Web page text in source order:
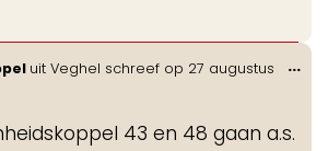
uit Veghel schreef op 27 augustus
43 en 48 gaan a.s.
...